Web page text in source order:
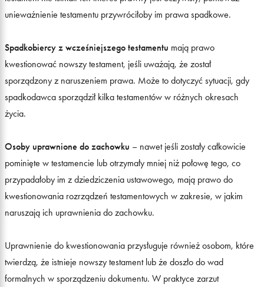
unieważnienie testamentu przywróciłoby im prawa spadkowe.
Spadkobiercy z wcześniejszego testamentu mają prawo
kwestionować nowszy testament, jeśli uważają, że został
sporządzony z naruszeniem prawa. Może to dotyczyć sytuacji, gdy
spadkodawca sporządził kilka testamentów w różnych okresach
życia.
Osoby uprawnione do zachowku – nawet jeśli zostały całkowicie
pominięte w testamencie lub otrzymały mniej niż połowę tego, co
przypadałoby im z dziedziczenia ustawowego, mają prawo do
kwestionowania rozrządzeń testamentowych w zakresie, w jakim
naruszają ich uprawnienia do zachowku.
Uprawnienie do kwestionowania przysługuje również osobom, które
twierdzą, że istnieje nowszy testament lub że doszło do wad
formalnych w sporządzeniu dokumentu. W praktyce zarzut